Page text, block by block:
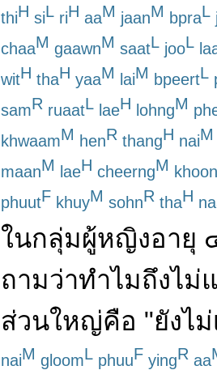
thiH siL riH aaM jaanM bpraL
chaaM gaawnM saatL jooL
witH thaH yaaM laiM bpeertL
samR ruaatL laeH lohngM
khwaamM henR thangH naiM
maanM laeH cheerngM khoon
phuutF khuyM sohnR thaH
ในกลุ่มผู้หญิงอายุ
ถามว่าทำไมถึงไม่
ส่วนใหญ่คือ "ยังไม่
naiM gloomL phuuF yingR aa